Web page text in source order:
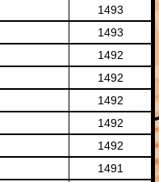
1493
1493
1492
1492
1492
1492
1492
1491